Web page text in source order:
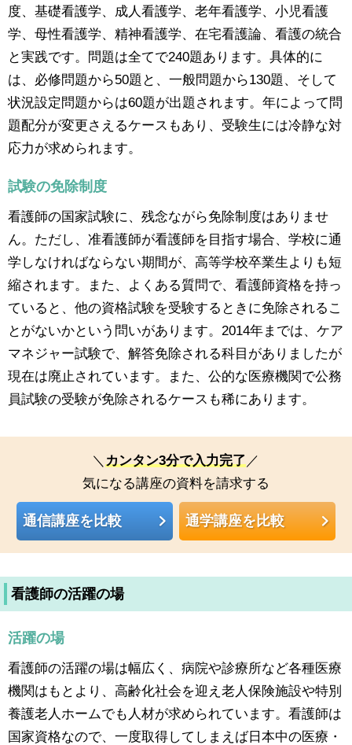
度、基礎看護学、成人看護学、老年看護学、小児看護
学、母性看護学、精神看護学、在宅看護論、看護の統合
と実践です。問題は全てで240題あります。具体的に
は、必修問題から50題と、一般問題から130題、そして
状況設定問題からは60題が出題されます。年によって問
題配分が変更さえるケースもあり、受験生には冷静な対
応力が求められます。
試験の免除制度
看護師の国家試験に、残念ながら免除制度はありませ
ん。ただし、准看護師が看護師を目指す場合、学校に通
学しなければならない期間が、高等学校卒業生よりも短
縮されます。また、よくある質問で、看護師資格を持っ
ていると、他の資格試験を受験するときに免除されるこ
とがないかという問いがあります。2014年までは、ケア
マネジャー試験で、解答免除される科目がありましたが
現在は廃止されています。また、公的な医療機関で公務
員試験の受験が免除されるケースも稀にあります。
＼ カンタン3分で入力完了 ／
気になる講座の資料を請求する
通信講座を比較 通学講座を比較
看護師の活躍の場
活躍の場
看護師の活躍の場は幅広く、病院や診療所など各種医療
機関はもとより、高齢化社会を迎え老人保険施設や特別
養護老人ホームでも人材が求められています。看護師は
国家資格なので、一度取得してしまえば日本中の医療・